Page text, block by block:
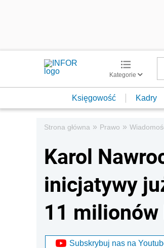
Kategorie
Księgowość Kadry
Strona główna » Prawo »
Karol
inicjatywy
11
Subskrybuj nas na